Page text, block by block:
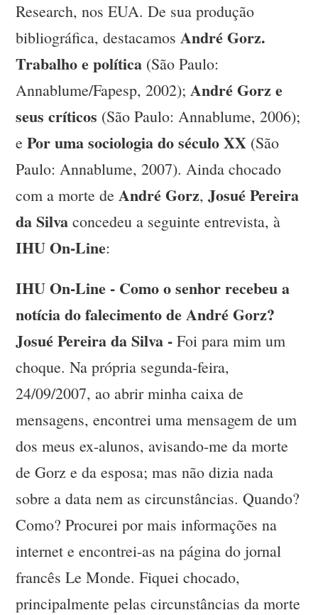
Research, nos EUA. De sua produção
bibliográfica, destacamosAndré Gorz.
Trabalho e política (São Paulo:
Annablume/Fapesp, 2002);André Gorz e
seus críticos (São Paulo: Annablume, 2006);
ePor uma sociologia do século XX (São
Paulo: Annablume, 2007). Ainda chocado
com a morte deAndré Gorz,Josué Pereira
da Silva concedeu a seguinte entrevista, à
IHU On-Line:
IHU On-Line - Como o senhor recebeu a
notícia do falecimento de André Gorz?
Josué Pereira da Silva - Foi para mim um
choque. Na própria segunda-feira,
24/09/2007, ao abrir minha caixa de
mensagens, encontrei uma mensagem de um
dos meus ex-alunos, avisando-me da morte
de Gorz e da esposa; mas não dizia nada
sobre a data nem as circunstâncias. Quando?
Como? Procurei por mais informações na
internet e encontrei-as na página do jornal
francês Le Monde. Fiquei chocado,
principalmente pelas circunstâncias da morte